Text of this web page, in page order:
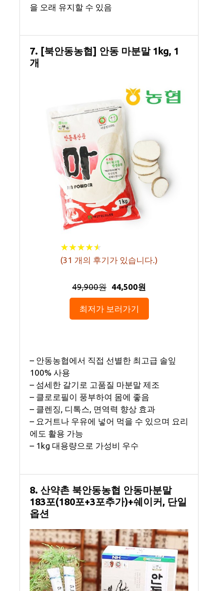
을 오래 유지할 수 있음
7. [북안동농협] 안동 마분말 1kg, 1
개
★★★★★
★★★★★
(31 개의 후기가 있습니다.)
49,900원 44,500원
최저가 보러가기
– 안동농협에서 직접 선별한 최고급 솔잎
100% 사용
– 섬세한 갈기로 고품질 마분말 제조
– 클로로필이 풍부하여 몸에 좋음
– 클렌징, 디톡스, 면역력 향상 효과
– 요거트나 우유에 넣어 먹을 수 있으며 요리
에도 활용 가능
– 1kg 대용량으로 가성비 우수
8. 산약촌 북안동농협 안동마분말
183포(180포+3포추가)+쉐이커, 단일
옵션